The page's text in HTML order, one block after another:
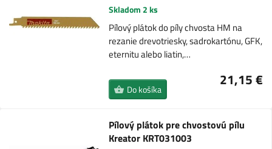
Skladom 2 ks
Pílový plátok do píly chvosta HM na
rezanie drevotriesky, sadrokartónu, GFK,
eternitu alebo liatin,…
21,15 €
Do košíka
Pílový plátok pre chvostovú pílu
Kreator KRT031003